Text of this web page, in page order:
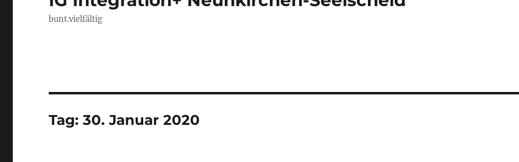
bunt.vielfältig
Tag:30. Januar 2020